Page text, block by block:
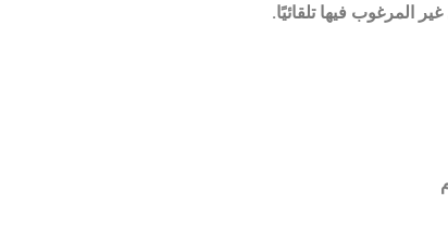
المرغوب فيها تلقائيًا.